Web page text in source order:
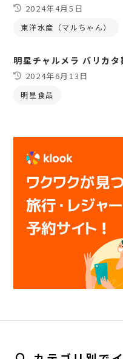
2024年4月5日
東洋水産（マルちゃん）
明星チャルメラ バリカタ
2024年6月13日
明星食品